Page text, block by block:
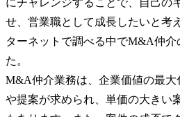
せ、営業職として成長したいと考
ターネットで調べる中でM&A仲
た。
M&A仲介業務は、企業価値の最
や提案が求められ、単価の大きい